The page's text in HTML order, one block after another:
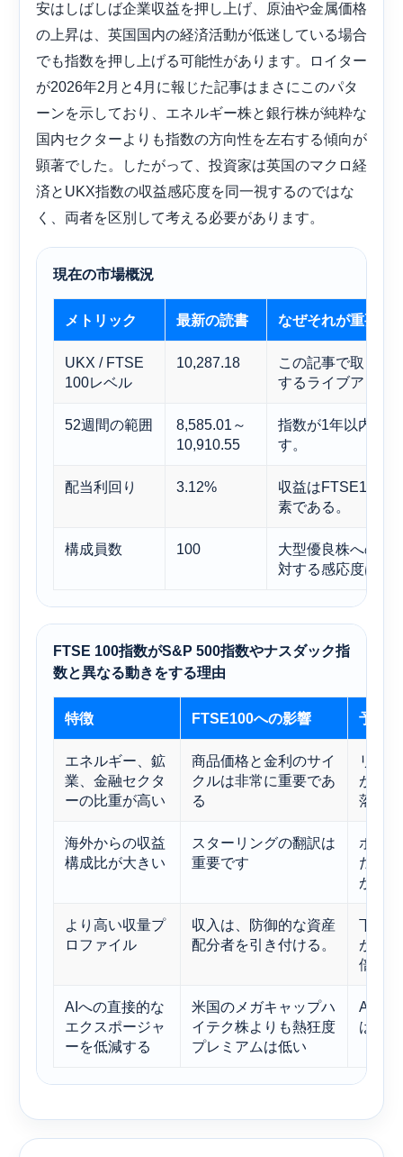
安はしばしば企業収益を押し上げ、原油や金属価格
の上昇は、英国国内の経済活動が低迷している場合
でも指数を押し上げる可能性があります。ロイター
が2026年2月と4月に報じた記事はまさにこのパタ
ーンを示しており、エネルギー株と銀行株が純粋な
国内セクターよりも指数の方向性を左右する傾向が
顕著でした。したがって、投資家は英国のマクロ経
済とUKX指数の収益感応度を同一視するのではな
く、両者を区別して考える必要があります。
現在の市場概況
メトリック 最新の読書 なぜそれが重要な
UKX / FTSE
100レベル
10,287.18
この記事で取り上
するライブアンカ
52週間の範囲
8,585.01～
10,910.55
指数が1年以内に
す。
配当利回り 3.12%
収益はFTSE100投
素である。
構成員数 100
大型優良株への集
対する感応度は限
FTSE 100指数がS&P 500指数やナスダック指
数と異なる動きをする理由
特徴 FTSE100への影響 予測
エネルギー、鉱
業、金融セクタ
ーの比重が高い
商品価格と金利のサイ
クルは非常に重要であ
る
リフ
があ
落が
海外からの収益
構成比が大きい
スターリングの翻訳は
重要です
ポン
だっ
があ
より高い収量プ
ロファイル
収入は、防御的な資産
配分者を引き付ける。
下落
が、
倍率
AIへの直接的な
エクスポージャ
ーを低減する
米国のメガキャップハ
イテク株よりも熱狂度
プレミアムは低い
AIに
は、